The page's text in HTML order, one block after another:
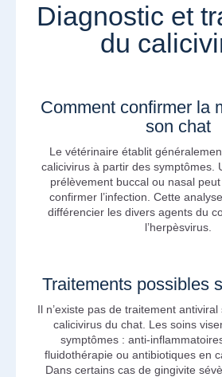
Diagnostic et
du
Comment confirmer la
son chat
Le vétérinaire établit
calicivirus à partir des symptômes.
prélèvement buccal ou nasal
confirmer l’infection. Cette
différencier les divers agents du
l’herpèsvirus.
Traitements possibles
Il n’existe pas de traitement
calicivirus du chat. Les soins
symptômes : anti-
fluidothérapie ou antibiotiques en
Dans certains cas de gingivite